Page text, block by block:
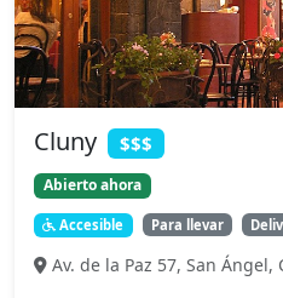
Cluny $$$
Abierto ahora
Accesible Para llevar
Av. de la Paz 57, San